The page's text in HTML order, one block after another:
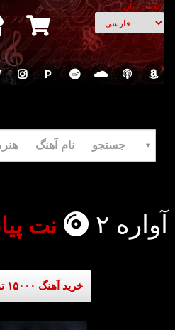
انتخاب زبان
P
جستجو نام آهنگ
آواره ۲ نت
خرید آهنگ ۱۵۰۰۰ تومان